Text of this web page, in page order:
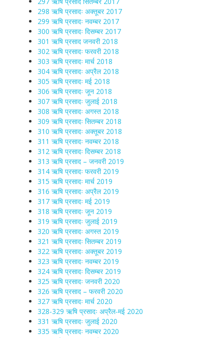
298 ऋषि प्रसादः अक्तूबर 2017
299 ऋषि प्रसादः नवम्बर 2017
300 ऋषि प्रसादः दिसम्बर 2017
301 ऋषि प्रसाद जनवरी 2018
302 ऋषि प्रसादः फरवरी 2018
303 ऋषि प्रसादः मार्च 2018
304 ऋषि प्रसादः अप्रैल 2018
305 ऋषि प्रसादः मई 2018
306 ऋषि प्रसादः जून 2018
307 ऋषि प्रसादः जुलाई 2018
308 ऋषि प्रसादः अगस्त 2018
309 ऋषि प्रसादः सितम्बर 2018
310 ऋषि प्रसादः अक्तूबर 2018
311 ऋषि प्रसादः नवम्बर 2018
312 ऋषि प्रसादः दिसम्बर 2018
313 ऋषि प्रसाद – जनवरी 2019
314 ऋषि प्रसादः फरवरी 2019
315 ऋषि प्रसादः मार्च 2019
316 ऋषि प्रसादः अप्रैल 2019
317 ऋषि प्रसादः मई 2019
318 ऋषि प्रसादः जून 2019
319 ऋषि प्रसादः जुलाई 2019
320 ऋषि प्रसादः अगस्त 2019
321 ऋषि प्रसादः सितम्बर 2019
322 ऋषि प्रसादः अक्तूबर 2019
323 ऋषि प्रसादः नवम्बर 2019
324 ऋषि प्रसादः दिसम्बर 2019
325 ऋषि प्रसादः जनवरी 2020
326 ऋषि प्रसाद – फरवरी 2020
327 ऋषि प्रसादः मार्च 2020
328-329 ऋषि प्रसादः अप्रैल-मई 2020
331 ऋषि प्रसादः जुलाई 2020
335 ऋषि प्रसादः नवम्बर 2020